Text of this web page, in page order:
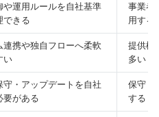
や運用ルールを自社基準
できる
事業者
用する
連携や独自フローへ柔軟
い
提供機
多い
守・アップデートを自社
要がある
保守・
する